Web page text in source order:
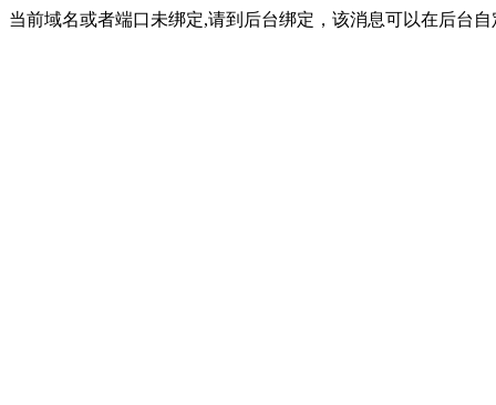
当前域名或者端口未绑定,请到后台绑定，该消息可以在后台自